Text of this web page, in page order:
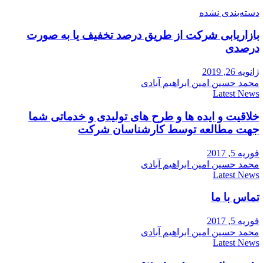
دسته‌بندی نشده
بازاریابی شرکت از طریق درصد تخفیف یا به صورت
درصدی
ژانویه 26, 2019
محمد حسین امین ابراهیم آبادی
Latest News
خلاقیت و ایده ها و طرح های تولیدی و خدماتی شما
جهت مطالعه توسط کارشناسان شرکت
فوریه 5, 2017
محمد حسین امین ابراهیم آبادی
Latest News
تماس با ما
فوریه 5, 2017
محمد حسین امین ابراهیم آبادی
Latest News